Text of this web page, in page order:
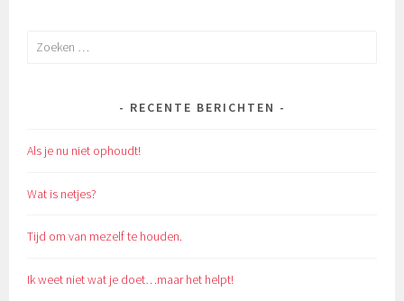
Zoeken
RECENTE BERICHTEN
Als je nu niet ophoudt!
Wat is netjes?
Tijd om van mezelf te houden.
Ik weet niet wat je doet…maar het helpt!